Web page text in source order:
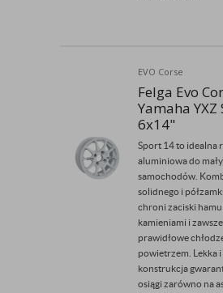
EVO Corse
Felga Evo
Yamaha YXZ
6x14"
Sport 14 to idealna
aluminiowa do
samochodów.
solidnego i
chroni zaciski
kamieniami i
prawidłowe
powietrzem. Lekka
konstrukcja
osiągi zarówno na